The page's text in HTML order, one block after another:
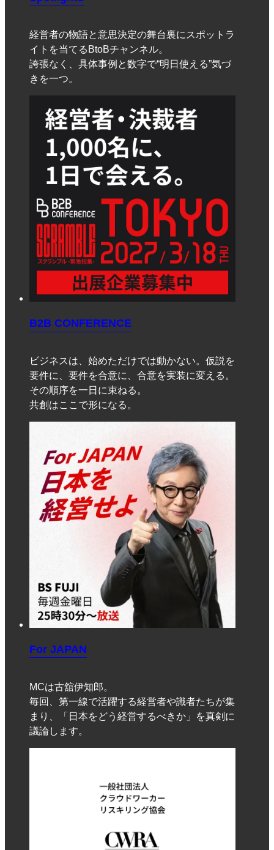
経営者の物語と意思決定の舞台裏にスポットラ
イトを当てるBtoBチャンネル。
誇張なく、具体事例と数字で“明日使える”気づ
きを一つ。
B2B CONFERENCE
ビジネスは、始めただけでは動かない。仮説を
要件に、要件を合意に、合意を実装に変える。
その順序を一日に束ねる。
共創はここで形になる。
For JAPAN
MCは古舘伊知郎。
毎回、第一線で活躍する経営者や識者たちが集
まり、「日本をどう経営するべきか」を真剣に
議論します。